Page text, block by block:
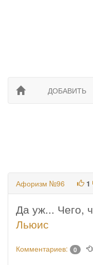
ДОБАВИТЬ
Афоризм №96 1
Да уж... Чего,
Льюис
Комментариев: 0